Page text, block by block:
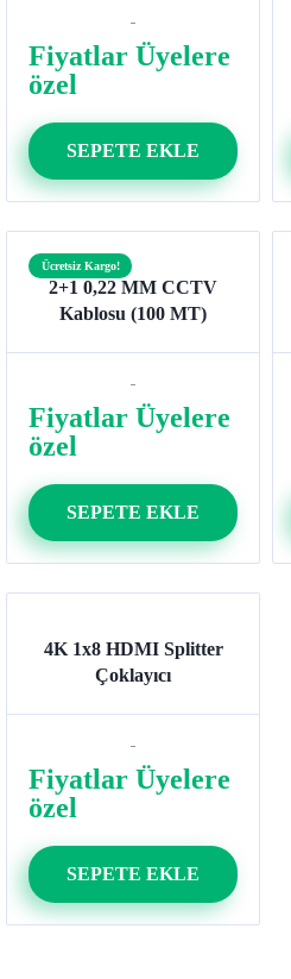
Kamera
Fiyatlar Üyelere
özel
SEPETE EKLE
Ücretsiz Kargo!
2+1 0,22 MM CCTV
Kablosu (100 MT)
Fiyatlar Üyelere
özel
SEPETE EKLE
4K 1x8 HDMI Splitter
Çoklayıcı
Fiyatlar Üyelere
özel
SEPETE EKLE